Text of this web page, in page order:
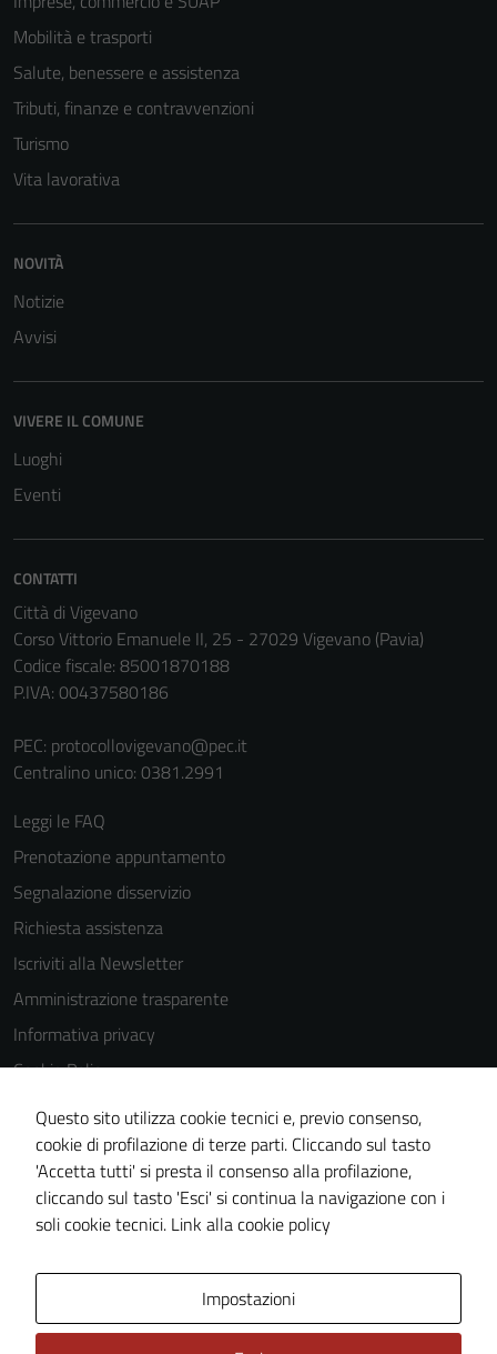
Mobilità e trasporti
Salute, benessere e assistenza
Tributi, finanze e contravvenzioni
Turismo
Vita lavorativa
NOVITÀ
Notizie
Avvisi
VIVERE IL COMUNE
Luoghi
Eventi
CONTATTI
Città di Vigevano
Corso Vittorio Emanuele II, 25 - 27029 Vigevano (Pavia)
Codice fiscale: 85001870188
P.IVA: 00437580186
PEC: protocollovigevano@pec.it
Centralino unico: 0381.2991
Leggi le FAQ
Prenotazione appuntamento
Segnalazione disservizio
Richiesta assistenza
Iscriviti alla Newsletter
Amministrazione trasparente
Informativa privacy
Cookie Policy
Media policy
Note legali
Dichiarazione di accessibilità
Piano di miglioramento del sito
Questo sito utilizza cookie tecnici e, previo consenso,
cookie di profilazione di terze parti. Cliccando sul tasto
'Accetta tutti' si presta il consenso alla profilazione,
cliccando sul tasto 'Esci' si continua la navigazione con i
soli cookie tecnici. Link alla cookie policy
Impostazioni